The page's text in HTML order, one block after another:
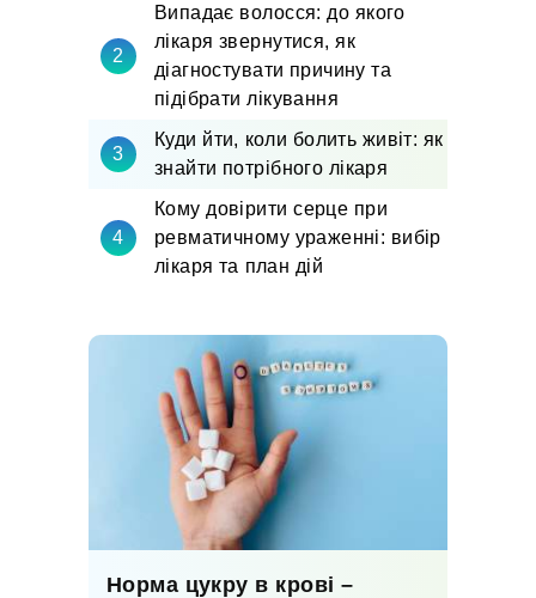
Випадає волосся: до якого
лікаря звернутися, як
діагностувати причину та
підібрати лікування
Куди йти, коли болить живіт: як
знайти потрібного лікаря
Кому довірити серце при
ревматичному ураженні: вибір
лікаря та план дій
Норма цукру в крові –